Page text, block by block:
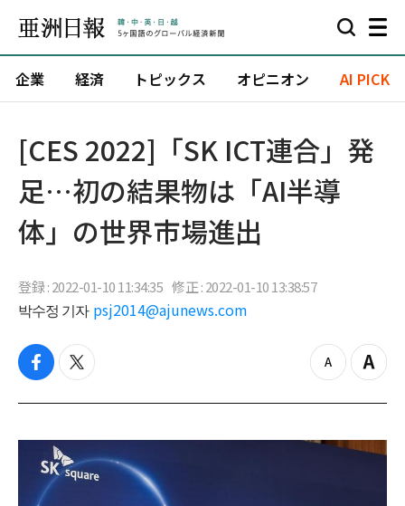
企業 経済 トピックス オピニオン AI PICK
[CES 2022]「SK ICT連合」発
足…初の結果物は「AI半導
体」の世界市場進出
登録 : 2022-01-10 11:34:35 修正 : 2022-01-10 13:38:57
박수정 기자 psj2014@ajunews.com
f
c
b
o
k
t
i
t
e
r
z
o
o
Z
o
i
n